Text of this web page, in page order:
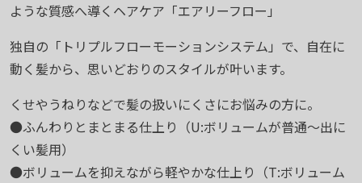
ような質感へ導くヘアケア「エアリーフロー」
独自の「トリプルフローモーションシステム」で、自在に
動く髪から、思いどおりのスタイルが叶います。
くせやうねりなどで髪の扱いにくさにお悩みの方に。
●ふんわりとまとまる仕上り（U:ボリュームが普通～出に
くい髪用）
●ボリュームを抑えながら軽やかな仕上り（T:ボリューム